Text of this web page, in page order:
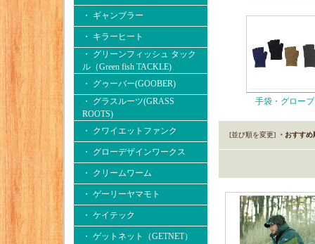
・ ギャンブラー
・ キラーヒート
・ グリーンフィッシュ タック
ル（Green fish TACKLE)
・ グゥーバー(GOOBER)
・ グラスルーツ(GRASS
ROOTS)
・ クワイエットファンク
・ グローデザインワークス
・ クリームワーム
・ ゲーリーヤマモト
・ ケイテック
・ ゲットネット（GETNET）
手袋・グローブ
[並び順を変更] ・おすすめ